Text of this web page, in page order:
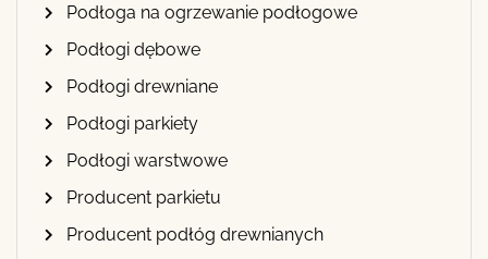
Podłoga na ogrzewanie podłogowe
Podłogi dębowe
Podłogi drewniane
Podłogi parkiety
Podłogi warstwowe
Producent parkietu
Producent podłóg drewnianych